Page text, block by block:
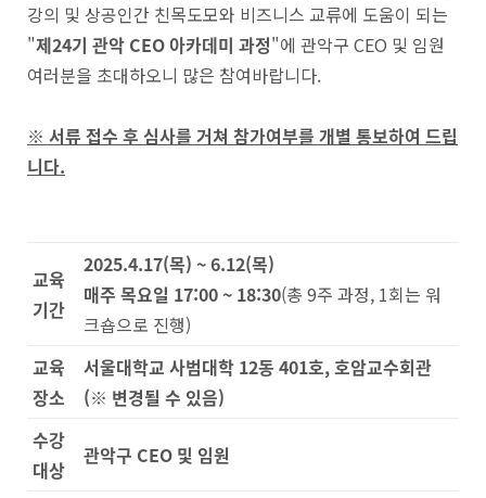
강의 및 상공인간 친목도모와 비즈니스 교류에 도움이 되는
"제24기 관악 CEO아카데미 과정"에 관악구 CEO 및 임원
여러분을 초대하오니 많은 참여바랍니다.
※ 서류 접수 후 심사를 거쳐 참가여부를 개별 통보하여 드립
니다.
교육
기간
2025.4.17(목) ~ 6.12(목)
매주 목요일 17:00 ~ 18:30(총 9주 과정, 1회는 워
크숍으로 진행)
교육
장소
서울대학교 사범대학 12동 401호,호암교수회관
(※ 변경될 수 있음)
수강
대상
관악구 CEO 및 임원